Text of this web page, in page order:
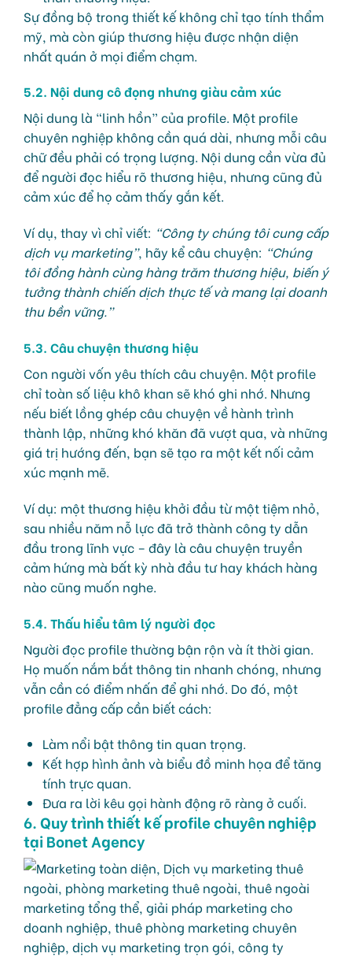
Sự đồng bộ trong thiết kế không chỉ tạo tính thẩm
mỹ, mà còn giúp thương hiệu được nhận diện
nhất quán ở mọi điểm chạm.
5.2. Nội dung cô đọng nhưng giàu cảm xúc
Nội dung là “linh hồn” của profile. Một profile
chuyên nghiệp không cần quá dài, nhưng mỗi câu
chữ đều phải có trọng lượng. Nội dung cần vừa đủ
để người đọc hiểu rõ thương hiệu, nhưng cũng đủ
cảm xúc để họ cảm thấy gắn kết.
Ví dụ, thay vì chỉ viết: “Công ty chúng tôi cung cấp
dịch vụ marketing”, hãy kể câu chuyện: “Chúng
tôi đồng hành cùng hàng trăm thương hiệu, biến ý
tưởng thành chiến dịch thực tế và mang lại doanh
thu bền vững.”
5.3. Câu chuyện thương hiệu
Con người vốn yêu thích câu chuyện. Một profile
chỉ toàn số liệu khô khan sẽ khó ghi nhớ. Nhưng
nếu biết lồng ghép câu chuyện về hành trình
thành lập, những khó khăn đã vượt qua, và những
giá trị hướng đến, bạn sẽ tạo ra một kết nối cảm
xúc mạnh mẽ.
Ví dụ: một thương hiệu khởi đầu từ một tiệm nhỏ,
sau nhiều năm nỗ lực đã trở thành công ty dẫn
đầu trong lĩnh vực – đây là câu chuyện truyền
cảm hứng mà bất kỳ nhà đầu tư hay khách hàng
nào cũng muốn nghe.
5.4. Thấu hiểu tâm lý người đọc
Người đọc profile thường bận rộn và ít thời gian.
Họ muốn nắm bắt thông tin nhanh chóng, nhưng
vẫn cần có điểm nhấn để ghi nhớ. Do đó, một
profile đẳng cấp cần biết cách:
Làm nổi bật thông tin quan trọng.
Kết hợp hình ảnh và biểu đồ minh họa để tăng
tính trực quan.
Đưa ra lời kêu gọi hành động rõ ràng ở cuối.
6. Quy trình thiết kế profile chuyên nghiệp
tại Bonet Agency